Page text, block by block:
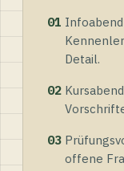
01
Detail.
02
03
offene